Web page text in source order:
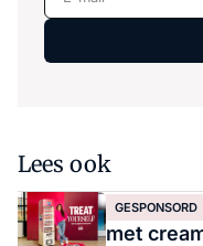
Lees ook
GESPONSORD
met